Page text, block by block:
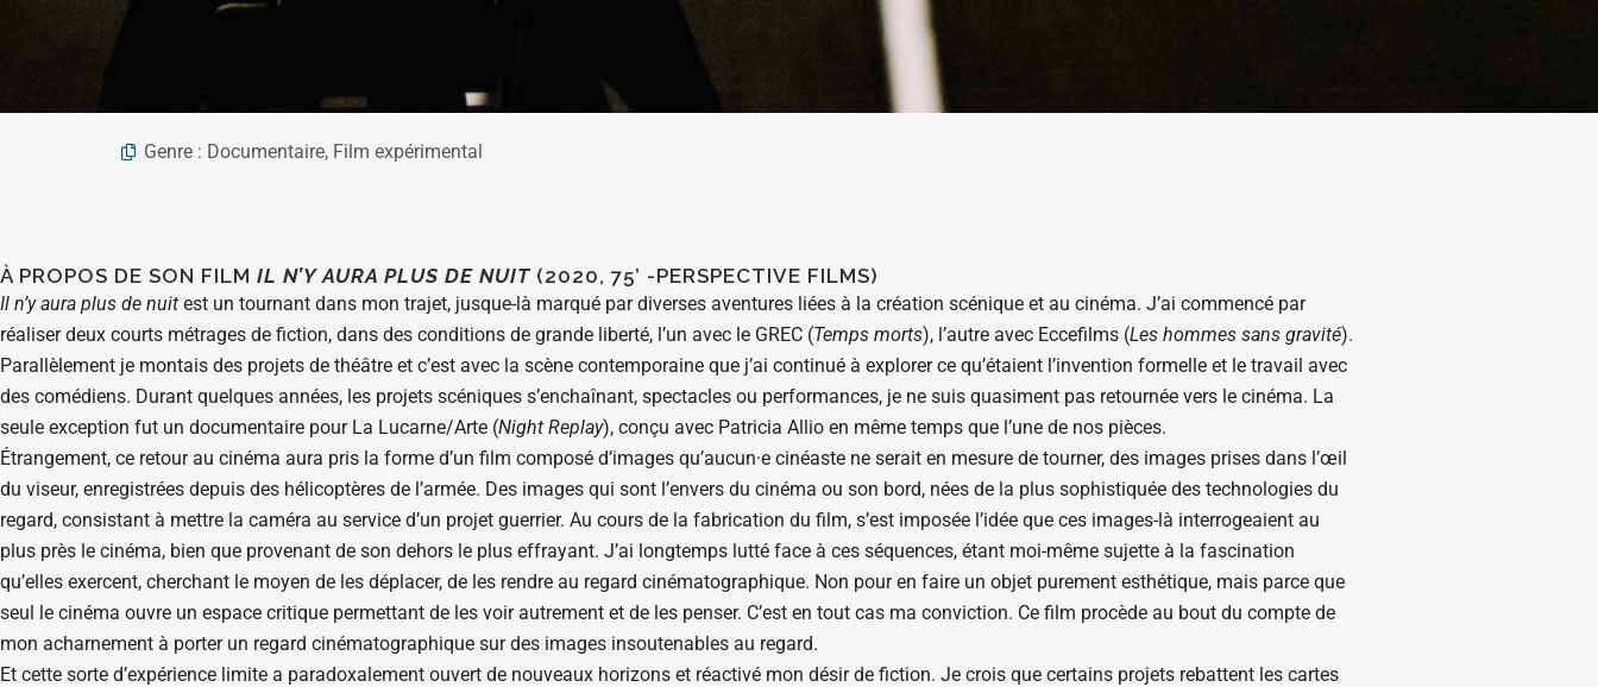
Genre : Documentaire, Film expérimental
À PROPOS DE SON FILM IL N’Y AURA PLUS DE NUIT(2020, 75’ -PERSPECTIVE FILMS)
Il n’y aura plus de nuit est un tournant dans mon trajet, jusque-là marqué par diverses aventures liées à la création scénique et au cinéma. J’ai commencé par
réaliser deux courts métrages de fiction, dans des conditions de grande liberté, l’un avec le GREC (Temps morts), l’autre avec Eccefilms (Les hommes sans gravité).
Parallèlement je montais des projets de théâtre et c’est avec la scène contemporaine que j’ai continué à explorer ce qu’étaient l’invention formelle et le travail avec
des comédiens. Durant quelques années, les projets scéniques s’enchaînant, spectacles ou performances, je ne suis quasiment pas retournée vers le cinéma. La
seule exception fut un documentaire pour La Lucarne/Arte (Night Replay), conçu avec Patricia Allio en même temps que l’une de nos pièces.
Étrangement, ce retour au cinéma aura pris la forme d’un film composé d’images qu’aucun·e cinéaste ne serait en mesure de tourner, des images prises dans l’œil
du viseur, enregistrées depuis des hélicoptères de l’armée. Des images qui sont l’envers du cinéma ou son bord, nées de la plus sophistiquée des technologies du
regard, consistant à mettre la caméra au service d’un projet guerrier. Au cours de la fabrication du film, s’est imposée l’idée que ces images-là interrogeaient au
plus près le cinéma, bien que provenant de son dehors le plus effrayant. J’ai longtemps lutté face à ces séquences, étant moi-même sujette à la fascination
qu’elles exercent, cherchant le moyen de les déplacer, de les rendre au regard cinématographique. Non pour en faire un objet purement esthétique, mais parce que
seul le cinéma ouvre un espace critique permettant de les voir autrement et de les penser. C’est en tout cas ma conviction. Ce film procède au bout du compte de
mon acharnement à porter un regard cinématographique sur des images insoutenables au regard.
Et cette sorte d’expérience limite a paradoxalement ouvert de nouveaux horizons et réactivé mon désir de fiction. Je crois que certains projets rebattent les cartes